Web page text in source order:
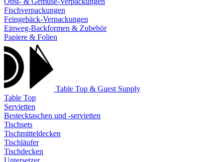
Fischverpackungen
Feingebäck-Verpackungen
Einweg-Backformen & Zubehör
Papiere & Folien
Table Top & Guest Supply
Table Top
Servietten
Bestecktaschen und -servietten
Tischsets
Tischmitteldecken
Tischläufer
Tischdecken